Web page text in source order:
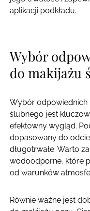
aplikacji podkładu.
Wybór
do makijażu
Wybór
ślubnego jest
efektowny wygląd.
dopasowany do
długotrwałe. Warto
wodoodporne, które
od warunków
Równie ważne jest